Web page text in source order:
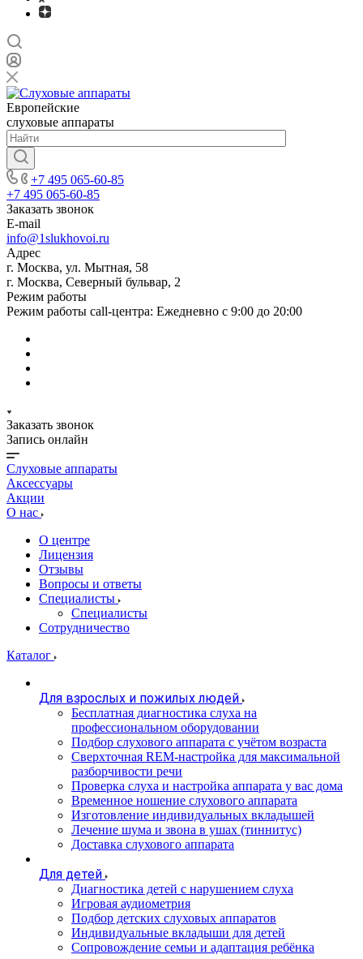
Европейские
слуховые аппараты
+7 495 065-60-85
+7 495 065-60-85
Заказать звонок
E-mail
info@1slukhovoi.ru
Адрес
г. Москва, ул. Мытная, 58
г. Москва, Северный бульвар, 2
Режим работы
Режим работы call-центра: Ежедневно с 9:00 до 20:00
Заказать звонок
Запись онлайн
Слуховые аппараты
Аксессуары
Акции
О нас
О центре
Лицензия
Отзывы
Вопросы и ответы
Специалисты
Специалисты
Сотрудничество
Каталог
Для взрослых и пожилых людей
Бесплатная диагностика слуха на
профессиональном оборудовании
Подбор слухового аппарата с учётом возраста
Сверхточная REM-настройка для максимальной
разборчивости речи
Проверка слуха и настройка аппарата у вас дома
Временное ношение слухового аппарата
Изготовление индивидуальных вкладышей
Лечение шума и звона в ушах (тиннитус)
Доставка слухового аппарата
Для детей
Диагностика детей с нарушением слуха
Игровая аудиометрия
Подбор детских слуховых аппаратов
Индивидуальные вкладыши для детей
Сопровождение семьи и адаптация ребёнка